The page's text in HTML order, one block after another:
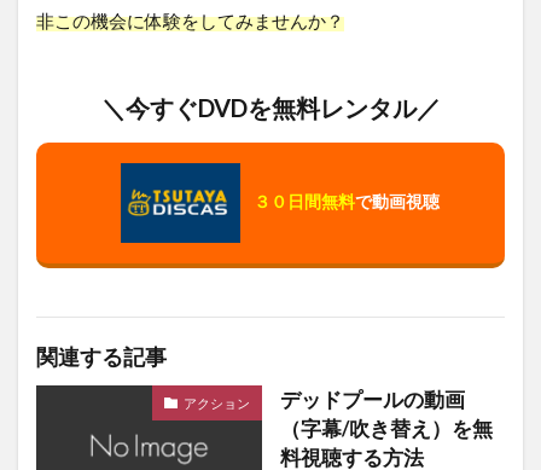
非この機会に体験をしてみませんか？
＼今すぐDVDを無料レンタル／
３０日間無料で動画視聴
関連する記事
アクション
デッドプールの動画
（字幕/吹き替え）を無
料視聴する方法